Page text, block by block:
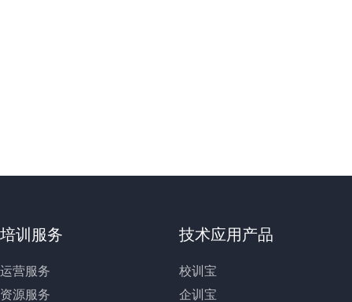
培训服务
运营服务
资源服务
技术应用产品
校训宝
企训宝